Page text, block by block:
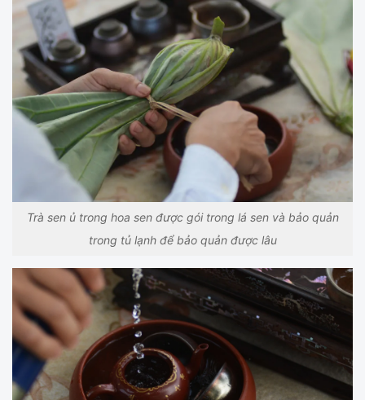
Trà sen ủ trong hoa sen được gói trong lá sen và bảo quản
trong tủ lạnh để bảo quản được lâu